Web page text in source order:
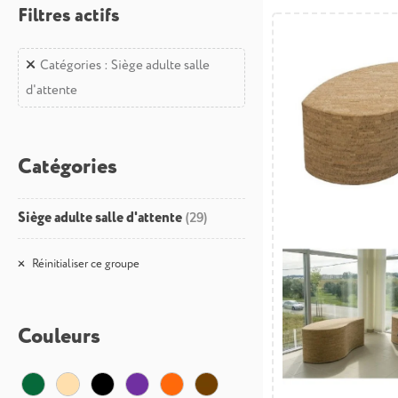
Filtres actifs
Catégories : Siège adulte salle
d'attente
Catégories
Siège adulte salle d'attente (29)
Réinitialiser ce groupe
Couleurs